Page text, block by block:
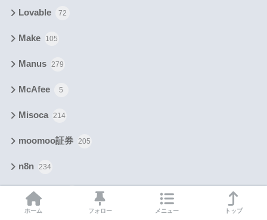
Lovable 72
Make 105
Manus 279
McAfee 5
Misoca 214
moomoo証券 205
n8n 234
RingConn
ホーム フォロー メニュー トップ